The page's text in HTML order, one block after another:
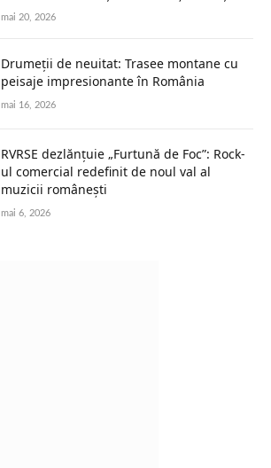
mai 20, 2026
Drumeții de neuitat: Trasee montane cu
peisaje impresionante în România
mai 16, 2026
RVRSE dezlănțuie „Furtună de Foc”: Rock-
ul comercial redefinit de noul val al
muzicii românești
mai 6, 2026